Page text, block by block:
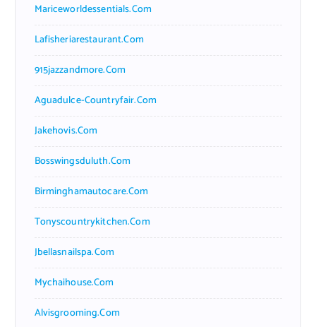
Mariceworldessentials.com
Lafisheriarestaurant.com
915jazzandmore.com
Aguadulce-Countryfair.com
Jakehovis.com
Bosswingsduluth.com
Birminghamautocare.com
Tonyscountrykitchen.com
Jbellasnailspa.com
Mychaihouse.com
Alvisgrooming.com